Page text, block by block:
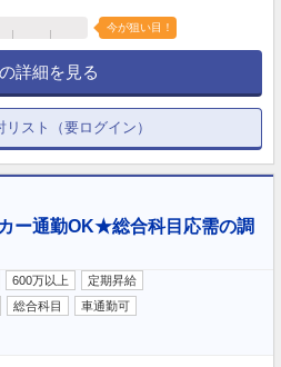
今が狙い目！
詳細を見る
リスト（要ログイン）
ー通勤OK★総合科目応需の調
600万以上
定期昇給
総合科目
車通勤可